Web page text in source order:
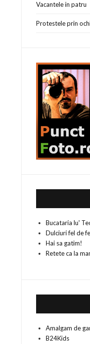
Vacantele in patru
Protestele prin
Bucataria lu'
Dulciuri fel de
Hai sa gatim!
Retete ca la
Amalgam de
B24Kids